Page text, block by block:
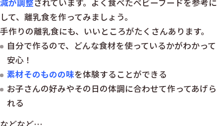
減が調整されています。よく食べたベビーフードを参考に
して、離乳食を作ってみましょう。
手作りの離乳食にも、いいところがたくさんあります。
自分で作るので、どんな食材を使っているかがわかって
安心！
素材そのものの味を体験することができる
お子さんの好みやその日の体調に合わせて作ってあげら
れる